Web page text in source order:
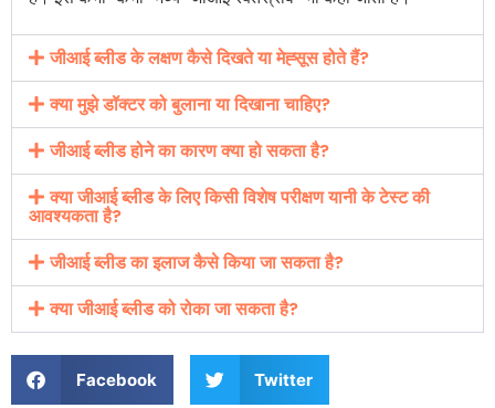
जीआई ब्लीड के लक्षण कैसे दिखते या मेह्सूस होते हैं?
क्या मुझे डॉक्टर को बुलाना या दिखाना चाहिए?
जीआई ब्लीड होने का कारण क्या हो सकता है?
क्या जीआई ब्लीड के लिए किसी विशेष परीक्षण यानी के टेस्ट की
आवश्यकता है?
जीआई ब्लीड का इलाज कैसे किया जा सकता है?
क्या जीआई ब्लीड को रोका जा सकता है?
Facebook Twitter